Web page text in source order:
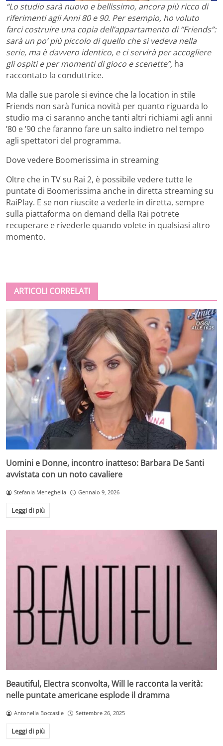
“Lo studio sarà nuovo e bellissimo, ancora più ricco di
riferimenti agli Anni 80 e 90. Per esempio, ho voluto
farci costruire una copia dell’appartamento di “Friends”:
sarà un po’ più piccolo di quello che si vedeva nella
serie, ma è davvero identico, e ci servirà per accogliere
gli ospiti e per momenti di gioco e scenette”, ha
raccontato la conduttrice.
Ma dalle sue parole si evince che la location in stile
Friends non sarà l’unica novità per quanto riguarda lo
studio ma ci saranno anche tanti altri richiami agli anni
’80 e ’90 che faranno fare un salto indietro nel tempo
agli spettatori del programma.
Dove vedere Boomerissima in streaming
Oltre che in TV su Rai 2, è possibile vedere tutte le
puntate di Boomerissima anche in diretta streaming su
RaiPlay. E se non riuscite a vederle in diretta, sempre
sulla piattaforma on demand della Rai potrete
recuperare e rivederle quando volete in qualsiasi altro
momento.
ARTICOLI CORRELATI
Uomini e Donne, incontro inatteso: Barbara De Santi
avvistata con un noto cavaliere
Stefania Meneghella Gennaio 9, 2026
Leggi di più
Beautiful, Electra sconvolta, Will le racconta la verità:
nelle puntate americane esplode il dramma
Antonella Boccasile Settembre 26, 2025
Leggi di più